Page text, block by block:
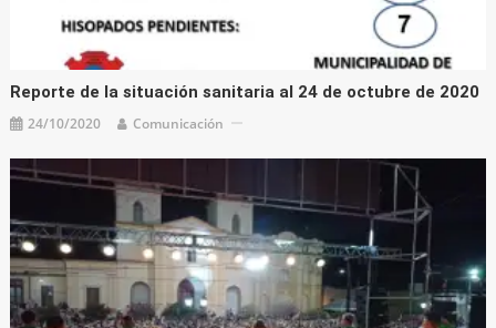
Reporte de la situación sanitaria al 24 de octubre de 2020
24/10/2020 Comunicación